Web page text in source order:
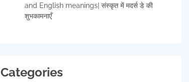
and English meanings| संस्कृत में मदर्स डे की
शुभकामनाएँ
Categories